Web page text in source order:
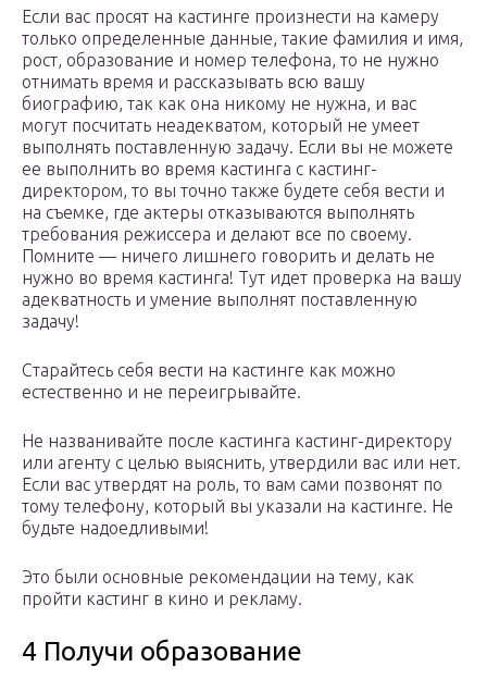
Если вас просят на кастинге произнести на камеру
только определенные данные, такие фамилия и имя,
рост, образование и номер телефона, то не нужно
отнимать время и рассказывать всю вашу
биографию, так как она никому не нужна, и вас
могут посчитать неадекватом, который не умеет
выполнять поставленную задачу. Если вы не можете
ее выполнить во время кастинга с кастинг-
директором, то вы точно также будете себя вести и
на съемке, где актеры отказываются выполнять
требования режиссера и делают все по своему.
Помните — ничего лишнего говорить и делать не
нужно во время кастинга! Тут идет проверка на вашу
адекватность и умение выполнят поставленную
задачу!
Старайтесь себя вести на кастинге как можно
естественно и не переигрывайте.
Не названивайте после кастинга кастинг-директору
или агенту с целью выяснить, утвердили вас или нет.
Если вас утвердят на роль, то вам сами позвонят по
тому телефону, который вы указали на кастинге. Не
будьте надоедливыми!
Это были основные рекомендации на тему, как
пройти кастинг в кино и рекламу.
4 Получи образование